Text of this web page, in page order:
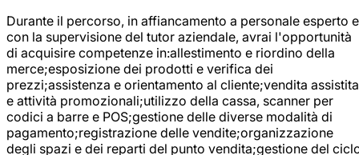
Durante il percorso, in affiancamento a personale esperto e
con la supervisione del tutor aziendale, avrai l'opportunità
di acquisire competenze in:allestimento e riordino della
merce;esposizione dei prodotti e verifica dei
prezzi;assistenza e orientamento al cliente;vendita assistita
e attività promozionali;utilizzo della cassa, scanner per
codici a barre e POS;gestione delle diverse modalità di
pagamento;registrazione delle vendite;organizzazione
degli spazi e dei reparti del punto vendita;gestione del